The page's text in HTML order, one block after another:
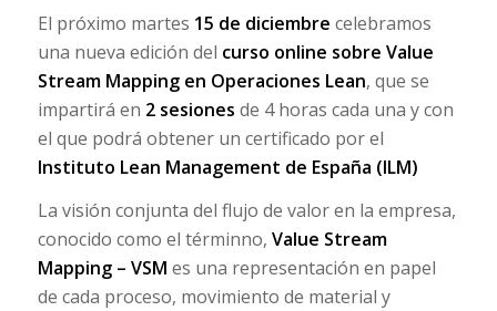
El próximo martes 15 de diciembre celebramos
una nueva edición del curso online sobre Value
Stream Mapping en Operaciones Lean, que se
impartirá en 2 sesiones de 4 horas cada una y con
el que podrá obtener un certificado por el
Instituto Lean Management de España (ILM)
La visión conjunta del flujo de valor en la empresa,
conocido como el términno, Value Stream
Mapping – VSM es una representación en papel
de cada proceso, movimiento de material y